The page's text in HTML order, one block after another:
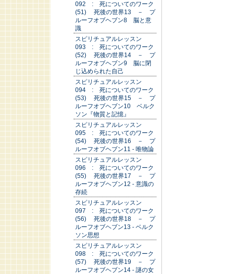
092 : 死についてのワーク
(51) 死後の世界13 － プ
ルーフオブヘブン8 脳と意
識
スピリチュアルレッスン
093 : 死についてのワーク
(52) 死後の世界14 － プ
ルーフオブヘブン9 脳に閉
じ込められた自己
スピリチュアルレッスン
094 : 死についてのワーク
(53) 死後の世界15 － プ
ルーフオブヘブン10 ベルク
ソン『物質と記憶』
スピリチュアルレッスン
095 : 死についてのワーク
(54) 死後の世界16 － プ
ルーフオブヘブン11 - 唯物論
スピリチュアルレッスン
096 : 死についてのワーク
(55) 死後の世界17 － プ
ルーフオブヘブン12 - 意識の
存続
スピリチュアルレッスン
097 : 死についてのワーク
(56) 死後の世界18 － プ
ルーフオブヘブン13 - ベルク
ソン思想
スピリチュアルレッスン
098 : 死についてのワーク
(57) 死後の世界19 － プ
ルーフオブヘブン14 - 謎の女